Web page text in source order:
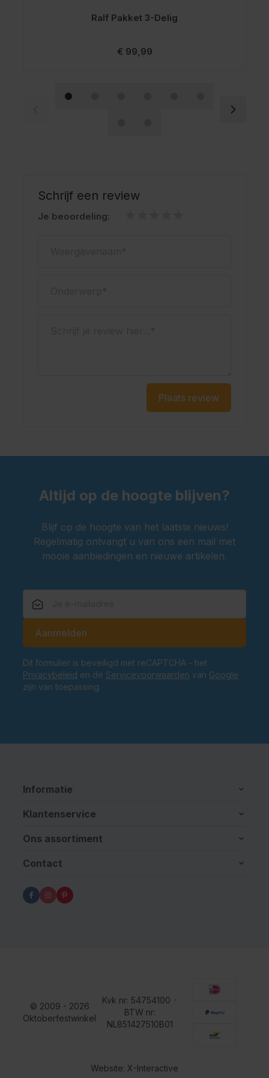
Ralf Pakket 3-Delig
Vanaf
€ 99,99
Schrijf een review
Je beoordeling:
Plaats review
Altijd op de hoogte blijven?
Blijf op de hoogte van het laatste nieuws!
Regelmatig ontvangt u van ons een mail met
mooie aanbiedingen en nieuwe artikelen.
Aanmelden
Dit formulier is beveiligd met reCAPTCHA - het
Privacybeleid en de Servicevoorwaarden van Google
zijn van toepassing.
Informatie
Klantenservice
Ons assortiment
Contact
© 2009 - 2026
Oktoberfestwinkel
Kvk nr: 54754100
BTW nr:
NL851427510B01
Website: X-Interactive